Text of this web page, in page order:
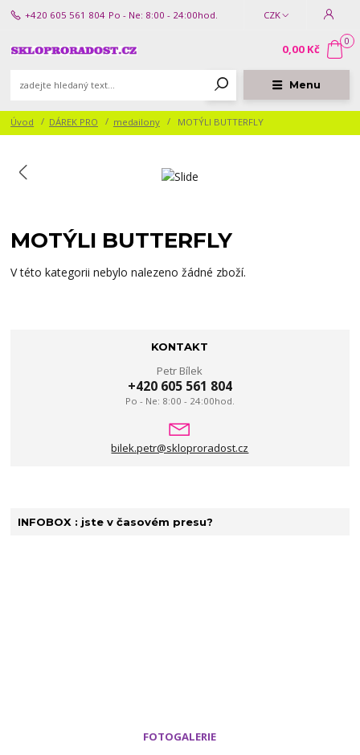
Menu
CZK
+420 605 561 804 Po - Ne: 8:00 - 24:00hod.
0
0,00 Kč
Úvod DÁREK PRO medailony MOTÝLI BUTTERFLY
MOTÝLI BUTTERFLY
V této kategorii nebylo nalezeno žádné zboží.
KONTAKT
Petr Bílek
+420 605 561 804
Po - Ne: 8:00 - 24:00hod.
bilek.petr@skloproradost.cz
INFOBOX : jste v časovém presu?
FOTOGALERIE